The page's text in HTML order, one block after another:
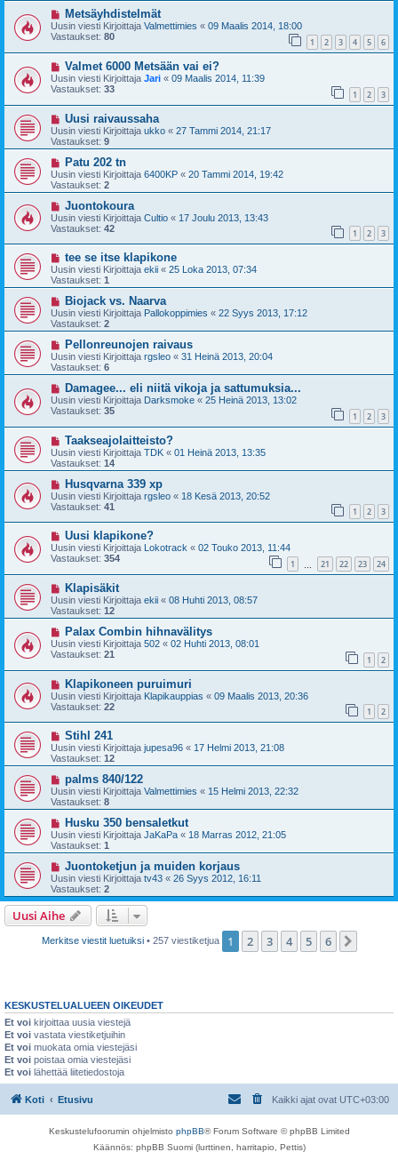
Metsäyhdistelmät
Uusin viesti Kirjoittaja Valmettimies « 09 Maalis 2014, 18:00
Vastaukset: 80 1 2 3 4 5 6
Valmet 6000 Metsään vai ei?
Uusin viesti Kirjoittaja Jari « 09 Maalis 2014, 11:39
Vastaukset: 33 1 2 3
Uusi raivaussaha
Uusin viesti Kirjoittaja ukko « 27 Tammi 2014, 21:17
Vastaukset: 9
Patu 202 tn
Uusin viesti Kirjoittaja 6400KP « 20 Tammi 2014, 19:42
Vastaukset: 2
Juontokoura
Uusin viesti Kirjoittaja Cultio « 17 Joulu 2013, 13:43
Vastaukset: 42 1 2 3
tee se itse klapikone
Uusin viesti Kirjoittaja ekii « 25 Loka 2013, 07:34
Vastaukset: 1
Biojack vs. Naarva
Uusin viesti Kirjoittaja Pallokoppimies « 22 Syys 2013, 17:12
Vastaukset: 2
Pellonreunojen raivaus
Uusin viesti Kirjoittaja rgsleo « 31 Heinä 2013, 20:04
Vastaukset: 6
Damagee... eli niitä vikoja ja sattumuksia...
Uusin viesti Kirjoittaja Darksmoke « 25 Heinä 2013, 13:02
Vastaukset: 35 1 2 3
Taakseajolaitteisto?
Uusin viesti Kirjoittaja TDK « 01 Heinä 2013, 13:35
Vastaukset: 14
Husqvarna 339 xp
Uusin viesti Kirjoittaja rgsleo « 18 Kesä 2013, 20:52
Vastaukset: 41 1 2 3
Uusi klapikone?
Uusin viesti Kirjoittaja Lokotrack « 02 Touko 2013, 11:44
Vastaukset: 354 1 21 22 23 24
Klapisäkit
Uusin viesti Kirjoittaja ekii « 08 Huhti 2013, 08:57
Vastaukset: 12
Palax Combin hihnavälitys
Uusin viesti Kirjoittaja 502 « 02 Huhti 2013, 08:01
Vastaukset: 21 1 2
Klapikoneen puruimuri
Uusin viesti Kirjoittaja Klapikauppias « 09 Maalis 2013, 20:36
Vastaukset: 22 1 2
Stihl 241
Uusin viesti Kirjoittaja jupesa96 « 17 Helmi 2013, 21:08
Vastaukset: 12
palms 840/122
Uusin viesti Kirjoittaja Valmettimies « 15 Helmi 2013, 22:32
Vastaukset: 8
Husku 350 bensaletkut
Uusin viesti Kirjoittaja JaKaPa « 18 Marras 2012, 21:05
Vastaukset: 1
Juontoketjun ja muiden korjaus
Uusin viesti Kirjoittaja tv43 « 26 Syys 2012, 16:11
Vastaukset: 2
Uusi Aihe
Merkitse viestit luetuiksi• 257 viestiketjua 1 2 3 4 5 6
KESKUSTELUALUEEN OIKEUDET
Et voi kirjoittaa uusia viestejä
Et voi vastata viestiketjuihin
Et voi muokata omia viestejäsi
Et voi poistaa omia viestejäsi
Et voi lähettää liitetiedostoja
Koti Etusivu Kaikki ajat ovat UTC+03:00
Keskustelufoorumin ohjelmisto phpBB® Forum Software © phpBB Limited
Käännös: phpBB Suomi (lurttinen, harritapio, Pettis)